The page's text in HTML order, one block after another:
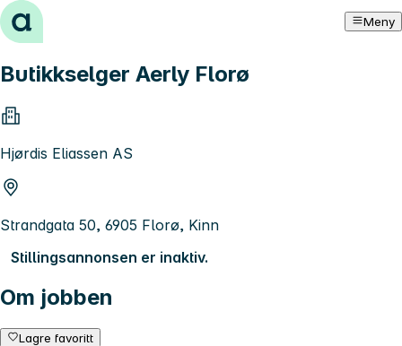
Hopp til innhold Meny
Butikkselger Aerly Florø
Hjørdis Eliassen AS
Strandgata 50, 6905 Florø, Kinn
Stillingsannonsen er inaktiv.
Om jobben
Lagre favoritt